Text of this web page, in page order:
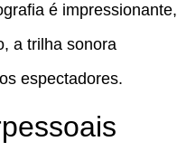
é impressionante,
a trilha sonora
espectadores.